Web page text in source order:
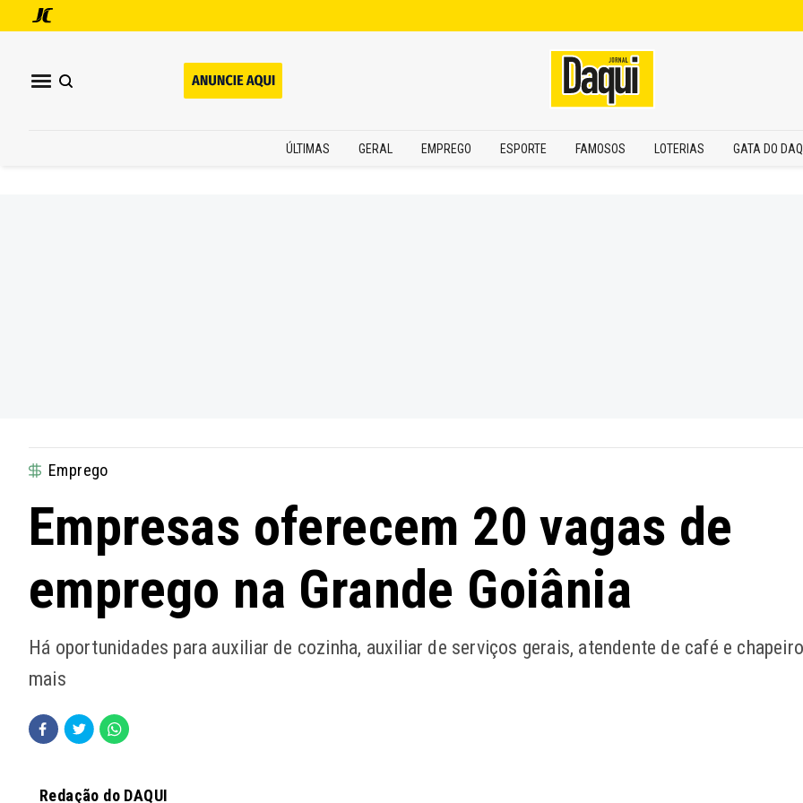
ÚLTIMAS GERAL EMPREGO ESPORTE FAMOSOS LOTERIAS GATA DO
Emprego
Empresas oferecem 20 vagas de
emprego na Grande Goiânia
Há oportunidades para auxiliar de cozinha, auxiliar de serviços gerais, atendente de café e
mais
Redação do DAQUI